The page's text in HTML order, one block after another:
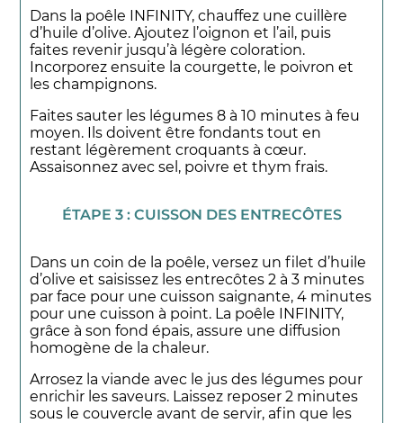
Dans la poêle INFINITY, chauffez une cuillère
d’huile d’olive. Ajoutez l’oignon et l’ail, puis
faites revenir jusqu’à légère coloration.
Incorporez ensuite la courgette, le poivron et
les champignons.
Faites sauter les légumes 8 à 10 minutes à feu
moyen. Ils doivent être fondants tout en
restant légèrement croquants à cœur.
Assaisonnez avec sel, poivre et thym frais.
ÉTAPE 3 : CUISSON DES ENTRECÔTES
Dans un coin de la poêle, versez un filet d’huile
d’olive et saisissez les entrecôtes 2 à 3 minutes
par face pour une cuisson saignante, 4 minutes
pour une cuisson à point. La poêle INFINITY,
grâce à son fond épais, assure une diffusion
homogène de la chaleur.
Arrosez la viande avec le jus des légumes pour
enrichir les saveurs. Laissez reposer 2 minutes
sous le couvercle avant de servir, afin que les